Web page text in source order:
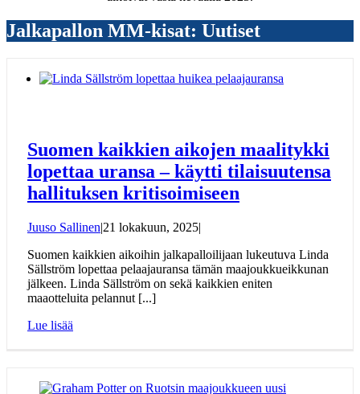
Jalkapallon MM-kisat: Uutiset
Suomen kaikkien aikojen maalitykki
lopettaa uransa – käytti tilaisuutensa
hallituksen kritisoimiseen
Juuso Sallinen|21 lokakuun, 2025|
Suomen kaikkien aikoihin jalkapalloilijaan lukeutuva Linda
Sällström lopettaa pelaajauransa tämän maajoukkueikkunan
jälkeen. Linda Sällström on sekä kaikkien eniten
maaotteluita pelannut [...]
Lue lisää